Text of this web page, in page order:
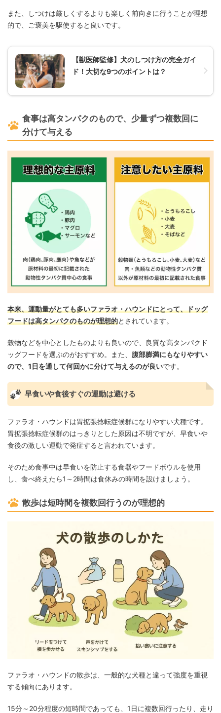
また、しつけは厳しくするよりも楽しく前向きに行うことが理想
的で、ご褒美を駆使すると良いです。
【獣医師監修】犬のしつけ方の完全ガイ
ド！大切な9つのポイントは？
食事は高タンパクのもので、少量ずつ複数回に
分けて与える
本来、運動量がとても多いファラオ・ハウンドにとって、ドッグ
フードは高タンパクのものが理想的とされています。
穀物などを中心としたものよりも良いので、良質な高タンパクド
ッグフードを選ぶのがおすすめ。また、 腹部膨満にもなりやすい
ので、1日を通して何回かに分けて与えるのが良いです。
早食いや食後すぐの運動は避ける
ファラオ・ハウンドは胃拡張捻転症候群になりやすい犬種です。
胃拡張捻転症候群のはっきりとした原因は不明ですが、早食いや
食後の激しい運動で発症すると言われています。
そのため食事中は早食いを防止する食器やフードボウルを使用
し、食べ終えたら1～2時間は食休みの時間を設けましょう。
散歩は短時間を複数回行うのが理想的
ファラオ・ハウンドの散歩は、一般的な犬種と違って強度を重視
する傾向にあります。
15分～20分程度の短時間であっても、1日に複数回行ったり、走り